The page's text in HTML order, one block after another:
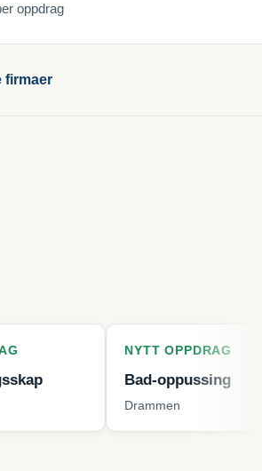
oppdrag
firmaer
NYTT OPPDRAG
Bad-oppussing